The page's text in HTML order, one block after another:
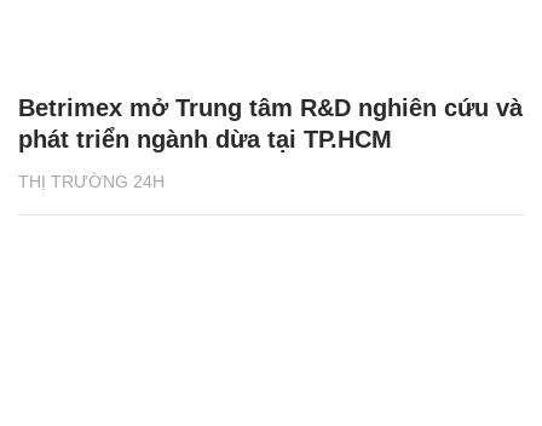
THỊ TRƯỜNG 24H
Betrimex mở Trung tâm R&D nghiên cứu và
phát triển ngành dừa tại TP.HCM